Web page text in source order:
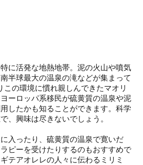
に活発な地熱地帯。泥の火山や噴気
半球最大の温泉の滝などが集まって
この環境に慣れ親しんできたマオリ
ーロッパ系移民が硫黄質の温泉や泥
したかも知ることができます。科学
、興味は尽きないでしょう。
入ったり、硫黄質の温泉で寛いだ
ピーを受けたりするのもおすすめで
テアオレレの人々に伝わるミリミ